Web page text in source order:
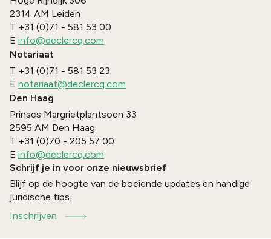
2314 AM Leiden
T +31 (0)71 - 581 53 00
E info@declercq.com
Notariaat
T +31 (0)71 - 581 53 23
E notariaat@declercq.com
Den Haag
Prinses Margrietplantsoen 33
2595 AM Den Haag
T +31 (0)70 - 205 57 00
E info@declercq.com
Schrijf je in voor onze nieuwsbrief
Blijf op de hoogte van de boeiende updates en handige
juridische tips.
Inschrijven